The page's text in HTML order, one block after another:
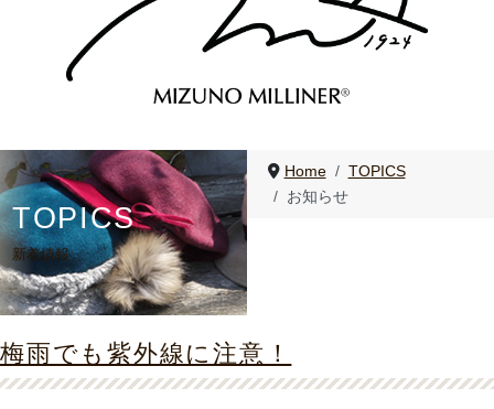
TOPICS
新着情報
Home
TOPICS
お知らせ
梅雨でも紫外線に注意！